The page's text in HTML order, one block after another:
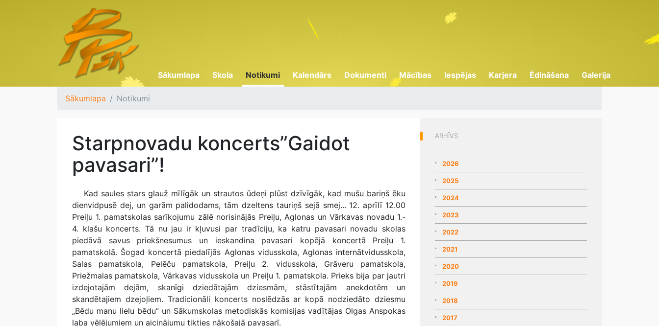
Sākumlapa Skola Notikumi Kalendārs Dokumenti Mācības Iespējas Karjera Ēdināšana Galerija
Sākumlapa Notikumi
Starpnovadu koncerts”Gaidot
pavasari”!
Kad saules stars glauž mīlīgāk un strautos ūdeņi plūst dzīvīgāk, kad mušu bariņš ēku
dienvidpusē dej, un garām palidodams, tām dzeltens tauriņš sejā smej... 12. aprīlī 12.00
Preiļu 1. pamatskolas sarīkojumu zālē norisinājās Preiļu, Aglonas un Vārkavas novadu 1.-
4. klašu koncerts. Tā nu jau ir kļuvusi par tradīciju, ka katru pavasari novadu skolas
piedāvā savus priekšnesumus un ieskandina pavasari kopējā koncertā Preiļu 1.
pamatskolā. Šogad koncertā piedalījās Aglonas vidusskola, Aglonas internātvidusskola,
Salas pamatskola, Pelēču pamatskola, Preiļu 2. vidusskola, Grāveru pamatskola,
Priežmalas pamatskola, Vārkavas vidusskola un Preiļu 1. pamatskola. Prieks bija par jautri
izdejotajām dejām, skanīgi dziedātajām dziesmām, stāstītajām anekdotēm un
skandētajiem dzejoļiem. Tradicionāli koncerts noslēdzās ar kopā nodziedāto dziesmu
„Bēdu manu lielu bēdu” un Sākumskolas metodiskās komisijas vadītājas Olgas Anspokas
laba vēlējumiem un aicinājumu tikties nākošajā pavasarī.
ARHĪVS
2026
2025
2024
2023
2022
2021
2020
2019
2018
2017